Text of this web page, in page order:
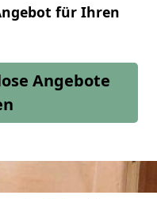
für Ihren
Angebote